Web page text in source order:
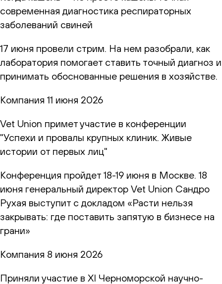
современная диагностика респираторных
заболеваний свиней
17 июня провели стрим. На нем разобрали, как
лаборатория помогает ставить точный диагноз и
принимать обоснованные решения в хозяйстве.
Компания 11 июня 2026
Vet Union примет участие в конференции
"Успехи и провалы крупных клиник. Живые
истории от первых лиц"
Конференция пройдет 18-19 июня в Москве. 18
июня генеральный директор Vet Union Сандро
Рухая выступит с докладом «Расти нельзя
закрывать: где поставить запятую в бизнесе на
грани»
Компания 8 июня 2026
Приняли участие в XI Черноморской научно-